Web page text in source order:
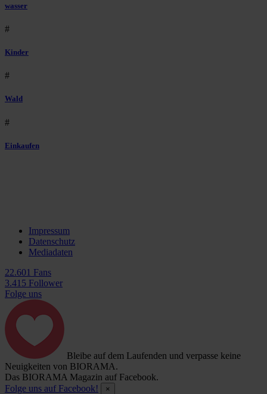
wasser
#
Kinder
#
Wald
#
Einkaufen
Impressum
Datenschutz
Mediadaten
22.601 Fans
3.415 Follower
Folge uns
Bleibe auf dem Laufenden und verpasse keine
Neuigkeiten von BIORAMA.
Das BIORAMA Magazin auf Facebook.
Folge uns auf Facebook!
×